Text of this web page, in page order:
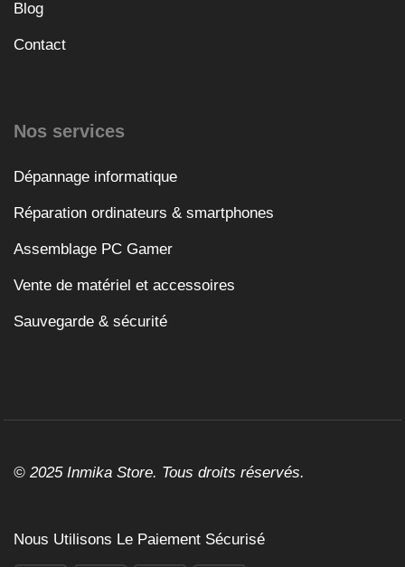
Blog
Contact
Nos services
Dépannage informatique
Réparation ordinateurs & smartphones
Assemblage PC Gamer
Vente de matériel et accessoires
Sauvegarde & sécurité
© 2025 Inmika Store. Tous droits réservés.
Nous Utilisons Le Paiement Sécurisé